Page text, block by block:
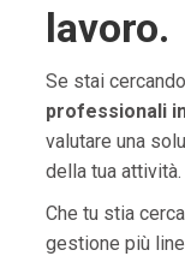
lavoro.
Se stai
professionali
valutare una
della tua attività.
Che tu stia
gestione più